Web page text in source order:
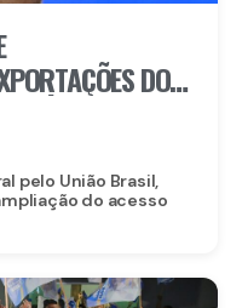
DO
ABERTURA
pelo União Brasil,
do acesso